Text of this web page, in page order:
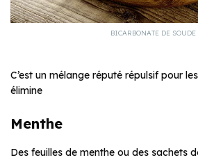
BICARBONATE DE SOUDE
C’est un mélange réputé répulsif pour
élimine
Menthe
Des feuilles de menthe ou des sachets